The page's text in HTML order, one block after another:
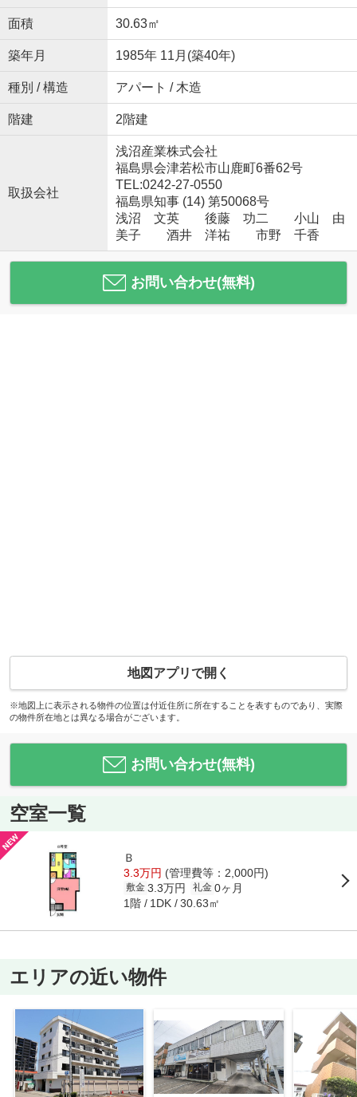
面積 30.63㎡
築年月 1985年 11月(築40年)
種別 / 構造 アパート / 木造
階建 2階建
取扱会社
浅沼産業株式会社
福島県会津若松市山鹿町6番62号
TEL:0242-27-0550
福島県知事 (14) 第50068号
浅沼 文英 後藤 功二 小山 由
美子 酒井 洋祐 市野 千香
お問い合わせ(無料)
地図アプリで開く
※地図上に表示される物件の位置は付近住所に所在することを表すものであり、実際
の物件所在地とは異なる場合がございます。
お問い合わせ(無料)
空室一覧
Ｂ
3.3万円 (管理費等：2,000円)
敷金 3.3万円 礼金 0ヶ月
1階 1DK 30.63㎡
エリアの近い物件